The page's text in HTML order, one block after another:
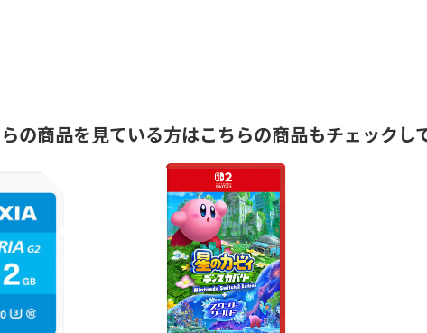
の商品を見ている方はこちらの商品もチェックし